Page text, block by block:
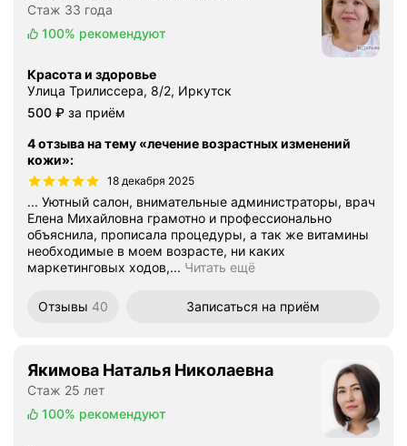
Стаж 33 года
100% рекомендуют
Красота и здоровье
Улица Трилиссера, 8/2, Иркутск
Цена
500 ₽ за приём
4 отзыва на тему «лечение возрастных изменений
кожи»:
18 декабря 2025
... Уютный салон, внимательные администраторы, врач
Елена Михайловна грамотно и профессионально
объяснила, прописала процедуры, а так же витамины
необходимые в моем возрасте, ни каких
маркетинговых ходов,... Читать ещё
Отзывы 40 Записаться на приём
Якимова Наталья Николаевна
Стаж 25 лет
100% рекомендуют